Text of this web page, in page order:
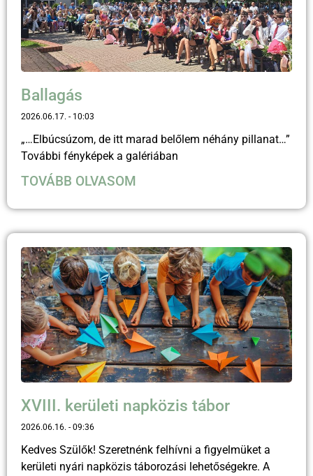
Ballagás
2026.06.17. 10:03
„…Elbúcsúzom, de itt marad belőlem néhány pillanat…”
További fényképek a galériában
TOVÁBB OLVASOM
XVIII. kerületi napközis tábor
2026.06.16. 09:36
Kedves Szülők! Szeretnénk felhívni a figyelmüket a
kerületi nyári napközis táborozási lehetőségekre. A